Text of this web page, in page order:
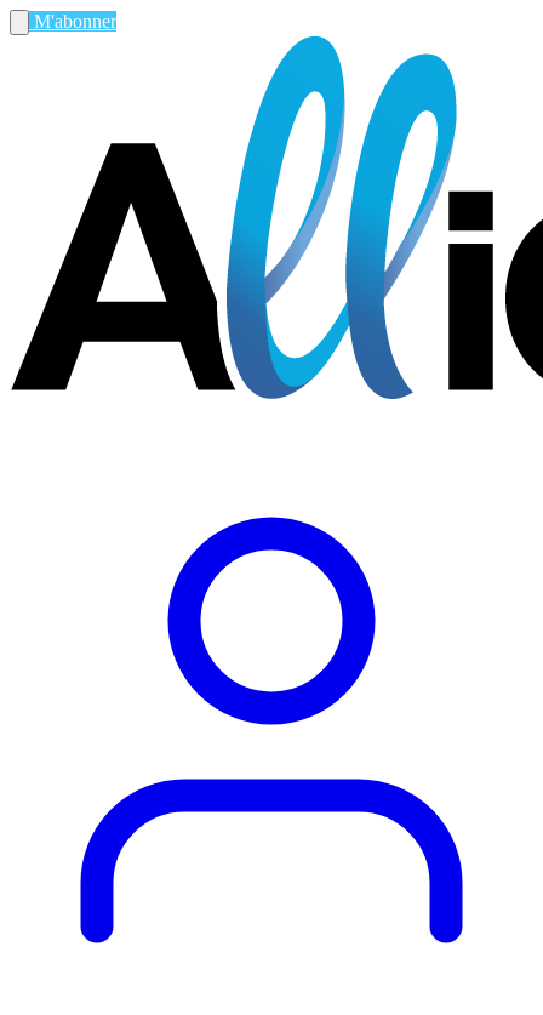
M'abonner